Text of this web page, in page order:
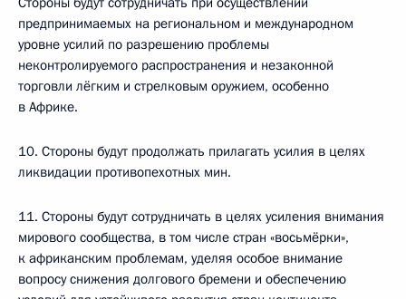
предпринимаемых на региональном и международном
уровне усилий по разрешению проблемы
неконтролируемого распространения и незаконной
торговли лёгким и стрелковым оружием, особенно
в Африке.
10. Стороны будут продолжать прилагать усилия в целях
ликвидации противопехотных мин.
11. Стороны будут сотрудничать в целях усиления внимания
мирового сообщества, в том числе стран «восьмёрки»,
к африканским проблемам, уделяя особое внимание
вопросу снижения долгового бремени и обеспечению